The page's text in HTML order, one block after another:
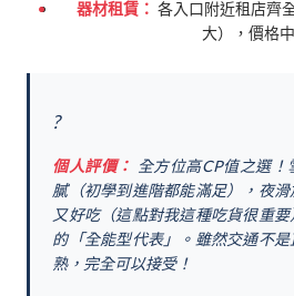
器材租賃： 各入口附近租店齊
大），價格
?️
個人評價： 全方位高CP值之選
膩（初學到進階都能滿足），夜
又好吃（這點對我這種吃貨很重
的「全能型代表」。雖然交通不
熟，完全可以接受！